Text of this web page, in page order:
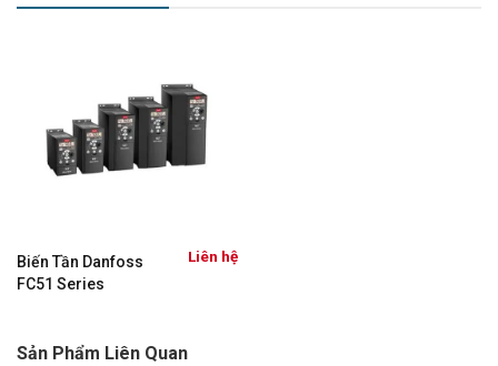
132F0061
051P22KT4E20H3BXCXXXSXXX
Phụ kiện màn hình
Biến Tần Danfoss
FC51 Series
Liên hệ
Sản Phẩm Liên Quan